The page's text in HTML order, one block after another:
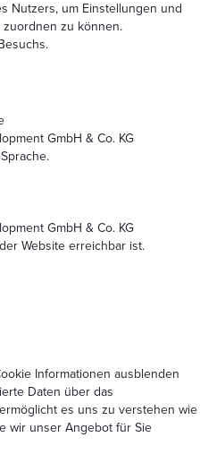
Nutzers, um Einstellungen und
zuordnen zu können.
GmbH & Co. KG
GmbH & Co. KG
Website erreichbar ist.
Informationen ausblenden
Daten über das
es uns zu verstehen wie
wir unser Angebot für Sie